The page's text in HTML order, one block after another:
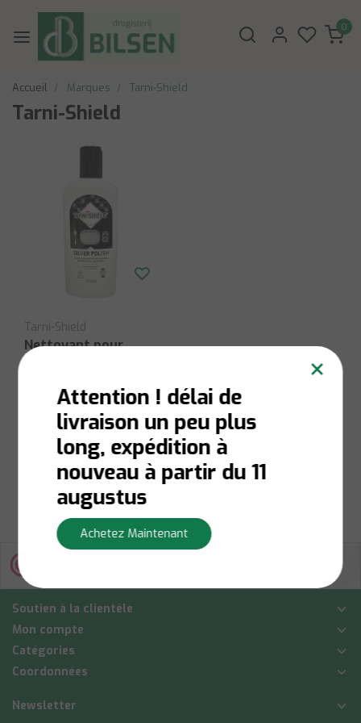
0
Accueil Marques Tarni-Shield
Tarni-Shield
Tarni-Shield
Nettoyant pour
En stock:Livraison en 1
à 3 jours ouvrables
Afficher
Soutien à la clientèle
Mon compte
Catégories
Coordonnées
Newsletter
×
Attention ! délai de
livraison un peu plus
long, expédition à
nouveau à partir du 11
augustus
Achetez Maintenant